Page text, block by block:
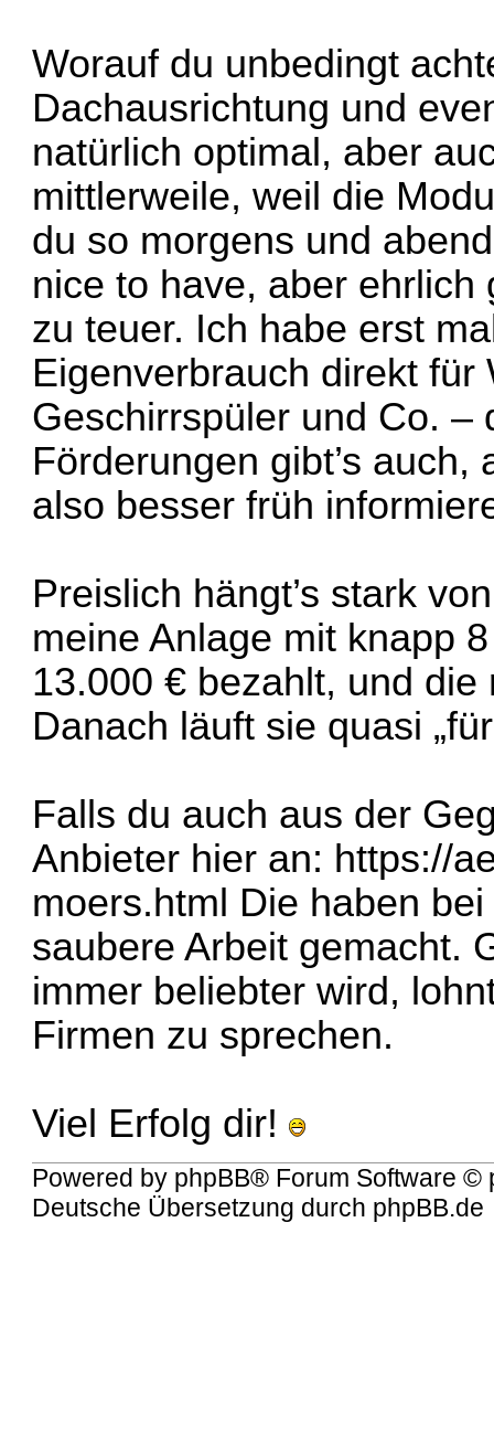
Worauf du unbedingt
Dachausrichtung und
natürlich optimal, aber
mittlerweile, weil die
du so morgens und
nice to have, aber ehrlich
zu teuer. Ich habe erst
Eigenverbrauch direkt für
Geschirrspüler und Co. –
Förderungen gibt’s
also besser früh
Preislich hängt’s stark
meine Anlage mit knapp
13.000 € bezahlt, und
Danach läuft sie quasi
Falls du auch aus der
Anbieter hier an: https://
moers.html Die haben
saubere Arbeit gemacht.
immer beliebter wird,
Firmen zu sprechen.
Viel Erfolg dir!
Powered by phpBB® Forum Software ©
Deutsche Übersetzung durch phpBB.de